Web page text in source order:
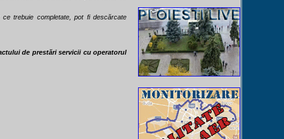
ce trebuie completate, pot fi descărcate
de prestări servicii cu operatorul